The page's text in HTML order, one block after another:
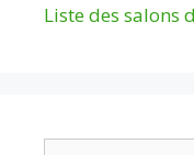
Liste des salons